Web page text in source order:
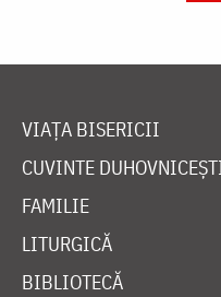
VIAȚA BISERICII
CUVINTE
FAMILIE
LITURGICĂ
BIBLIOTECĂ